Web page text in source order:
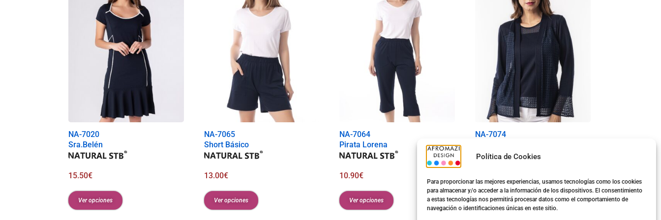
Política de Cookies
Para proporcionar las mejores experiencias, usamos tecnologías como los cookies
para almacenar y/o acceder a la información de los dispositivos. El consentimiento
a estas tecnologías nos permitirá procesar datos como el comportamiento de
navegación o identificaciones únicas en este sitio.
NA-7020
Sra.Belén
15.50€
Ver opciones
NA-7065
Short Básico
13.00€
Ver opciones
NA-7064
Pirata Lorena
10.90€
Ver opciones
NA-7074
Ver opciones